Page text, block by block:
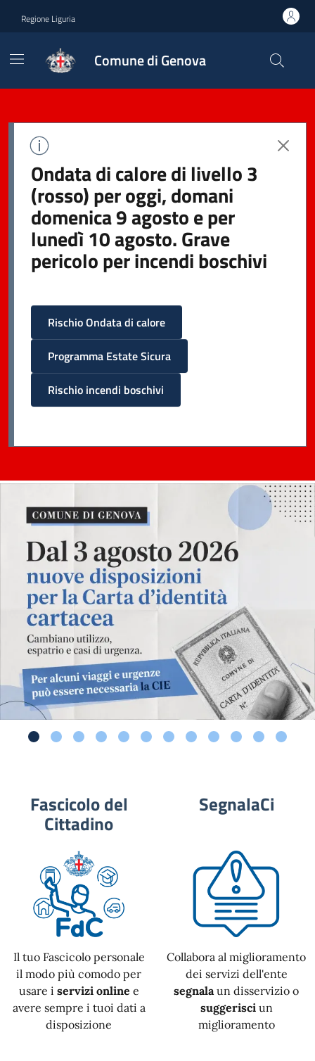
Regione Liguria
Comune di Genova
Ondata di calore di livello 3
(rosso) per oggi, domani
domenica 9 agosto e per
lunedì 10 agosto. Grave
pericolo per incendi boschivi
Rischio Ondata di calore
Programma Estate Sicura
Rischio incendi boschivi
Fascicolo del
Cittadino
Il tuo Fascicolo personale
il modo più comodo per
usare i servizi online e
avere sempre i tuoi dati a
disposizione
SegnalaCi
Collabora al miglioramento
dei servizi dell'ente
segnala un disservizio o
suggerisciun
miglioramento